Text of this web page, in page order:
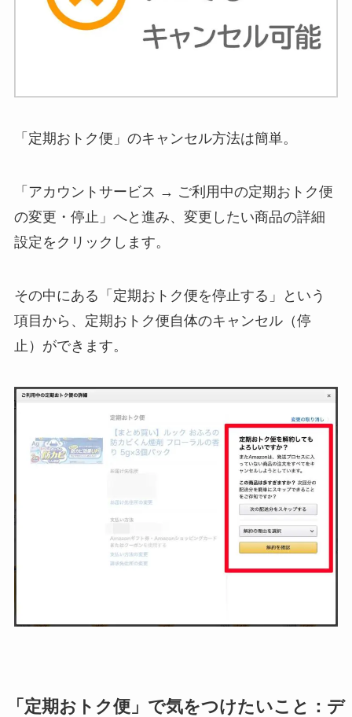
「定期おトク便」のキャンセル方法は簡単。
「アカウントサービス → ご利用中の定期おトク便
の変更・停止」へと進み、変更したい商品の詳細
設定をクリックします。
その中にある「定期おトク便を停止する」という
項目から、定期おトク便自体のキャンセル（停
止）ができます。
「定期おトク便」で気をつけたいこと：デ